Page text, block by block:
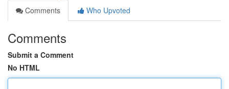
Comments
Who Upvoted
Comments
Submit a Comment
No HTML